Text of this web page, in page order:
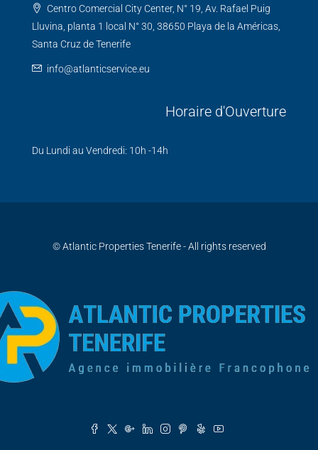
Centro Comercial City Center, N° 19, Av. Rafael Puig
Lluvina, planta 1 local N° 30, 38650 Playa de la Américas,
Santa Cruz de Tenerife
info@atlanticservice.eu
Horaire d'Ouverture
Du Lundi au Vendredi: 10h -14h
© Atlantic Properties Tenerife - All rights reserved